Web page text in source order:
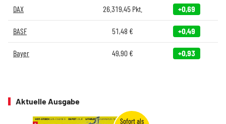
DAX 26.319,45Pkt. +0,69
BASF 51,48 € +0,49
Bayer 49,90€ +0,93
Aktuelle Ausgabe